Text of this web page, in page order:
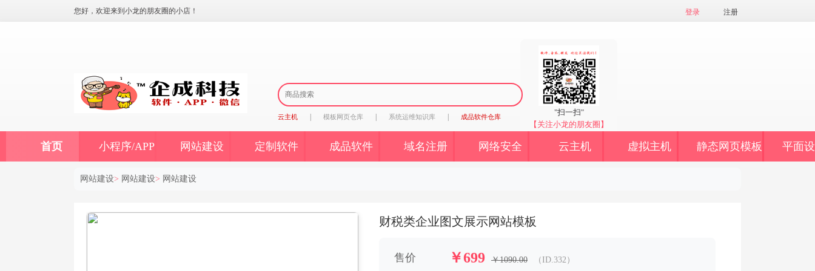
您好，欢迎来到小龙的朋友圈的小店！ 登录 注册
云主机 模板网页仓库 系统运维知识库 成品软件仓库
"扫一扫"
【关注小龙的朋友圈】
首页 小程序/APP 网站建设 定制软件 成品软件 域名注册 网络安全 云主机 虚拟主机 静态网页模板 平面
网站建设> 网站建设> 网站建设
财税类企业图文展示网站模板
售价 ￥699 ￥1090.00 （ID.332）